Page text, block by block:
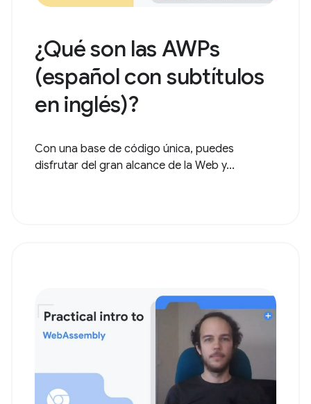
¿Qué son las AWPs
(español con subtítulos
en inglés)?
Con una base de código única, puedes
disfrutar del gran alcance de la Web y...